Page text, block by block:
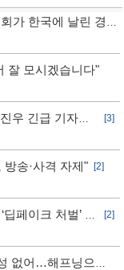
가 한국에 날린 경
잘 모시겠습니다"
우 긴급 기자회
[3]
송·사격 자제"
[2]
페이크 처벌’ 구
[2]
없어…해프닝으로